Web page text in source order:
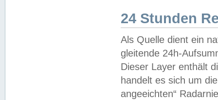
24 Stunden
Als Quelle dient ein
gleitende 24h-
Dieser Layer enthält
handelt es sich um
angeeichten“